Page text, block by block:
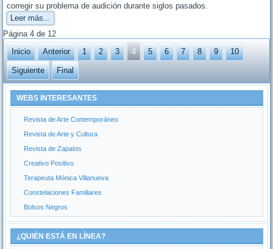
corregir su problema de audición durante siglos pasados.
Leer más...
Página 4 de 12
Inicio
Anterior 1 2 3 4 5 6 7 8 9 10
Siguiente Final
WEBS INTERESANTES
Revista de Arte Contemporáneo
Revista de Arte y Cultura
Revista de Zapatos
Creativo Positivo
Terapeuta Mónica Villanueva
Constelaciones Familiares
Bolsos Negros
¿QUIÉN ESTÁ EN LÍNEA?